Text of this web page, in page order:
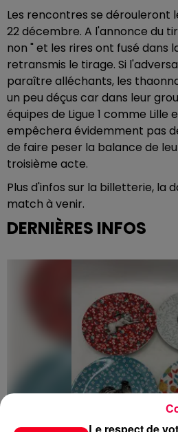
Les rencontres se dérouleront
22 décembre. A l'annonce du
non " et les rires ont fusé dans
retransmis le tirage. Si
paraître alléchants, les
un peu déçus car dans leur
équipes de Ligue 1 comme Lille
empêchera évidemment pas
de faire peser la balance de
troisième acte.
Plus d'infos sur la billetterie, la
match à venir.
DERNIÈRES INFOS
Le respect de